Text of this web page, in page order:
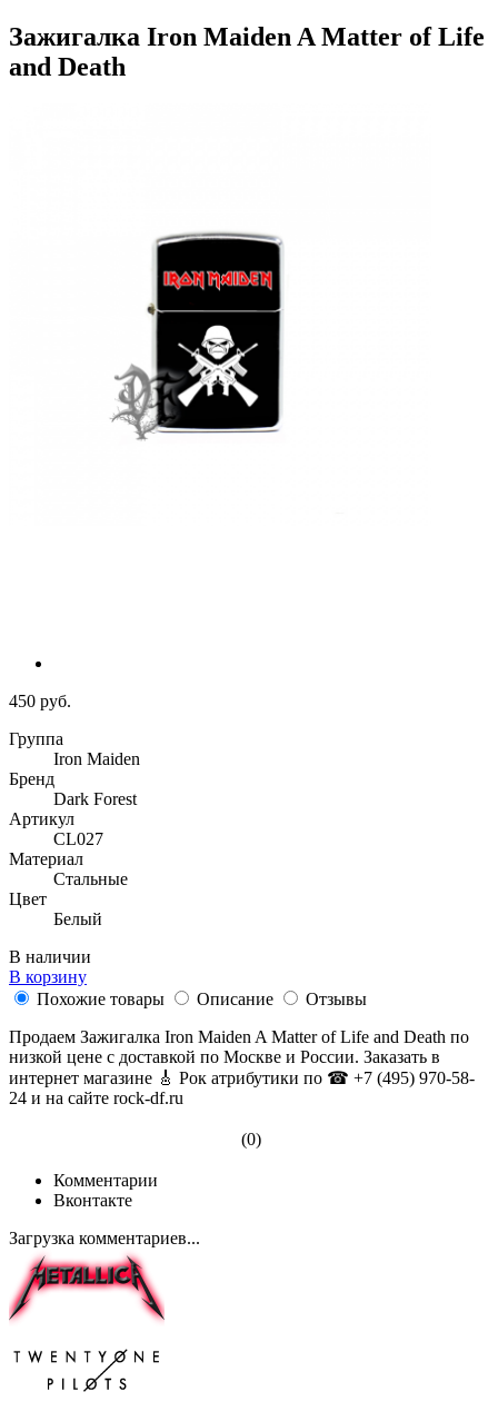
Зажигалка Iron Maiden A Matter of Life
and Death
450 руб.
Группа
Iron Maiden
Бренд
Dark Forest
Артикул
CL027
Материал
Стальные
Цвет
Белый
В наличии
В корзину
Похожие товары
Описание
Отзывы
Продаем Зажигалка Iron Maiden A Matter of Life and Death по
низкой цене с доставкой по Москве и России. Заказать в
интернет магазине 🎸 Рок атрибутики по ☎ +7 (495) 970-58-
24 и на сайте rock-df.ru
(0)
Комментарии
Вконтакте
Загрузка комментариев...